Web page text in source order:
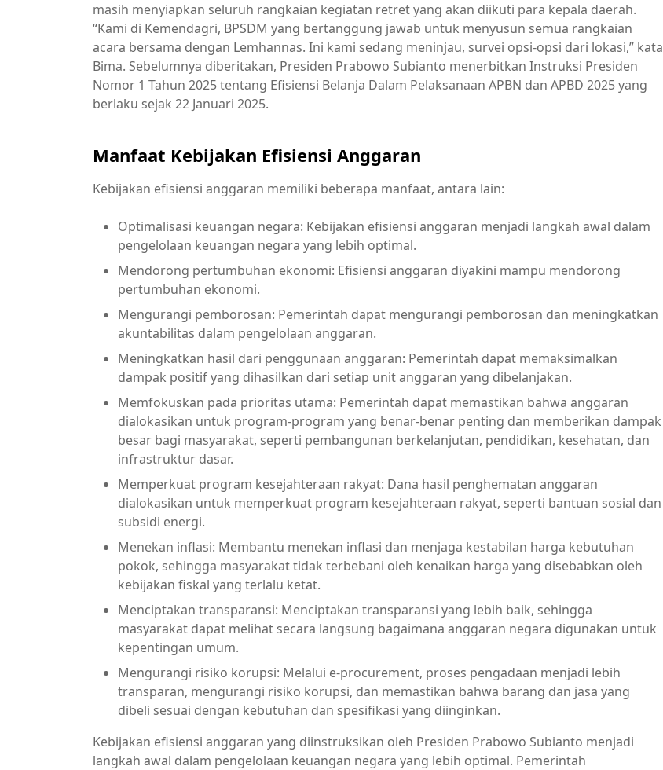
masih menyiapkan seluruh rangkaian kegiatan retret yang akan diikuti para kepala daerah.
“Kami di Kemendagri, BPSDM yang bertanggung jawab untuk menyusun semua rangkaian
acara bersama dengan Lemhannas. Ini kami sedang meninjau, survei opsi-opsi dari lokasi,” kata
Bima. Sebelumnya diberitakan, Presiden Prabowo Subianto menerbitkan Instruksi Presiden
Nomor 1 Tahun 2025 tentang Efisiensi Belanja Dalam Pelaksanaan APBN dan APBD 2025 yang
berlaku sejak 22 Januari 2025.
Manfaat Kebijakan Efisiensi Anggaran
Kebijakan efisiensi anggaran memiliki beberapa manfaat, antara lain:
Optimalisasi keuangan negara: Kebijakan efisiensi anggaran menjadi langkah awal dalam
pengelolaan keuangan negara yang lebih optimal.
Mendorong pertumbuhan ekonomi: Efisiensi anggaran diyakini mampu mendorong
pertumbuhan ekonomi.
Mengurangi pemborosan: Pemerintah dapat mengurangi pemborosan dan meningkatkan
akuntabilitas dalam pengelolaan anggaran.
Meningkatkan hasil dari penggunaan anggaran: Pemerintah dapat memaksimalkan
dampak positif yang dihasilkan dari setiap unit anggaran yang dibelanjakan.
Memfokuskan pada prioritas utama: Pemerintah dapat memastikan bahwa anggaran
dialokasikan untuk program-program yang benar-benar penting dan memberikan dampak
besar bagi masyarakat, seperti pembangunan berkelanjutan, pendidikan, kesehatan, dan
infrastruktur dasar.
Memperkuat program kesejahteraan rakyat: Dana hasil penghematan anggaran
dialokasikan untuk memperkuat program kesejahteraan rakyat, seperti bantuan sosial dan
subsidi energi.
Menekan inflasi: Membantu menekan inflasi dan menjaga kestabilan harga kebutuhan
pokok, sehingga masyarakat tidak terbebani oleh kenaikan harga yang disebabkan oleh
kebijakan fiskal yang terlalu ketat.
Menciptakan transparansi: Menciptakan transparansi yang lebih baik, sehingga
masyarakat dapat melihat secara langsung bagaimana anggaran negara digunakan untuk
kepentingan umum.
Mengurangi risiko korupsi: Melalui e-procurement, proses pengadaan menjadi lebih
transparan, mengurangi risiko korupsi, dan memastikan bahwa barang dan jasa yang
dibeli sesuai dengan kebutuhan dan spesifikasi yang diinginkan.
Kebijakan efisiensi anggaran yang diinstruksikan oleh Presiden Prabowo Subianto menjadi
langkah awal dalam pengelolaan keuangan negara yang lebih optimal. Pemerintah